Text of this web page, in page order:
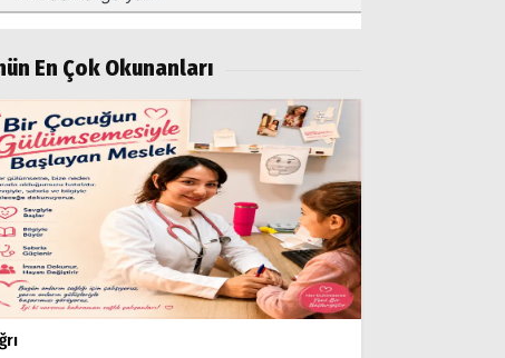
En Çok Okunanları